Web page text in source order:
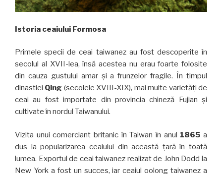
Istoria ceaiului Formosa
Primele specii de ceai taiwanez au fost descoperite în
secolul al XVII-lea, însă acestea nu erau foarte folosite
din cauza gustului amar și a frunzelor fragile. În timpul
dinastiei Qing (secolele XVIII-XIX), mai multe varietăți de
ceai au fost importate din provincia chineză Fujian și
cultivate în nordul Taiwanului.
Vizita unui comerciant britanic în Taiwan în anul 1865a
dus la popularizarea ceaiului din această țară în toată
lumea. Exportul de ceai taiwanez realizat de John Dodd la
New York a fost un succes, iar ceaiul oolong taiwanez a